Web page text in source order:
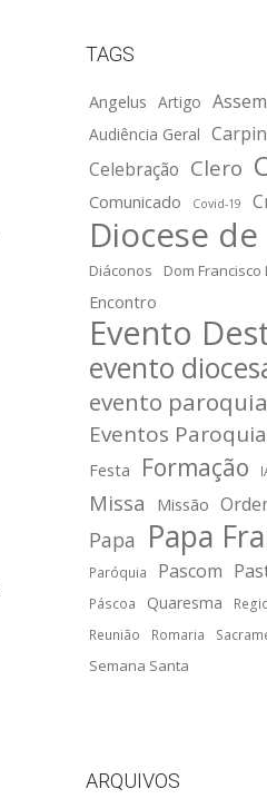
TAGS
Angelus Artigo
Audiência Geral
Celebração Clero
Comunicado Covid-19
Diocese
Diáconos Dom Francisco
Encontro
Evento
evento
evento
Eventos
Festa Formação
Missa Missão
Papa Papa
Paróquia Pascom
Páscoa Quaresma
Reunião Romaria
Semana Santa
ARQUIVOS